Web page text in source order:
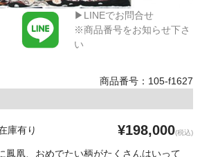
▶LINEでお問合せ
※商品番号をお知らせ下さ
い
商品番号：105-f1627
庫有り ¥198,000(税込)
鳳凰、おめでたい柄がたくさんはいって